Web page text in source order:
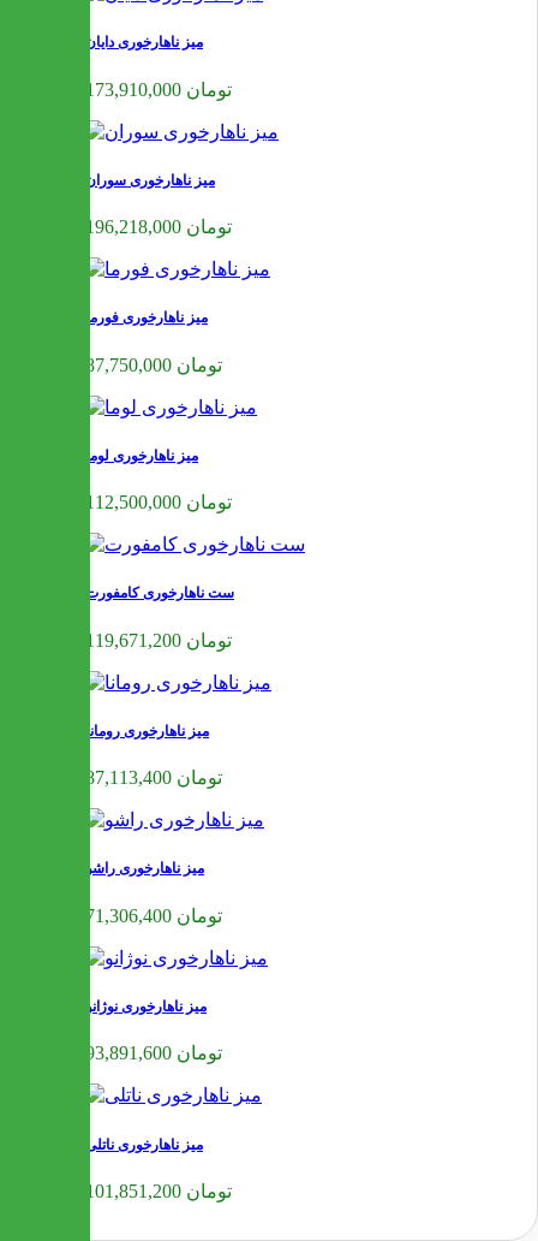
میز ناهارخوری دایان
173,910,000 تومان
میز ناهارخوری سوران
196,218,000 تومان
میز ناهارخوری فورما
87,750,000 تومان
میز ناهارخوری لوما
112,500,000 تومان
ست ناهارخوری کامفورت
119,671,200 تومان
میز ناهارخوری رومانا
87,113,400 تومان
میز ناهارخوری راشو
71,306,400 تومان
میز ناهارخوری نوژانو
93,891,600 تومان
میز ناهارخوری ناتلی
101,851,200 تومان